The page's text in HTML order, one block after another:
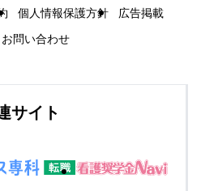
個人情報保護方針
広告掲載
お問い合わせ
サイト